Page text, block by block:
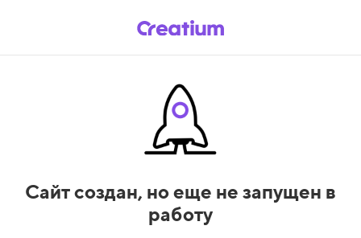
Сайт создан, но еще не запущен в
работу